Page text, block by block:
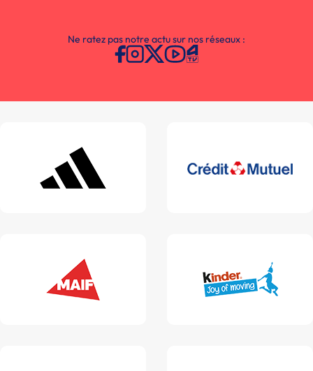
Ne ratez pas notre actu sur nos réseaux :